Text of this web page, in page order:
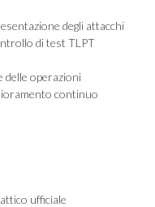
degli attacchi
di test TLPT
delle operazioni
continuo
ufficiale